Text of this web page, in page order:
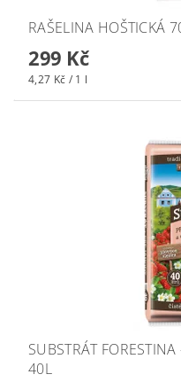
RAŠELINA HOŠTICKÁ
299 Kč
4,27 Kč / 1 l
SUBSTRÁT
40L